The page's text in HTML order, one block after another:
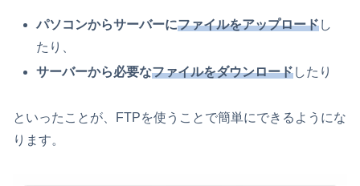
パソコンからサーバーにファイルをアップロードし
たり、
サーバーから必要なファイルをダウンロードしたり
といったことが、FTPを使うことで簡単にできるようにな
ります。